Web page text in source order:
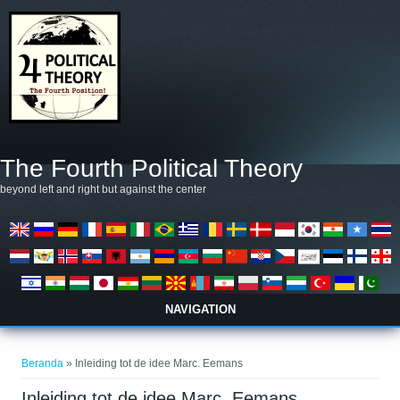
The Fourth Political Theory
beyond left and right but against the center
NAVIGATION
Beranda » Inleiding tot de idee Marc. Eemans